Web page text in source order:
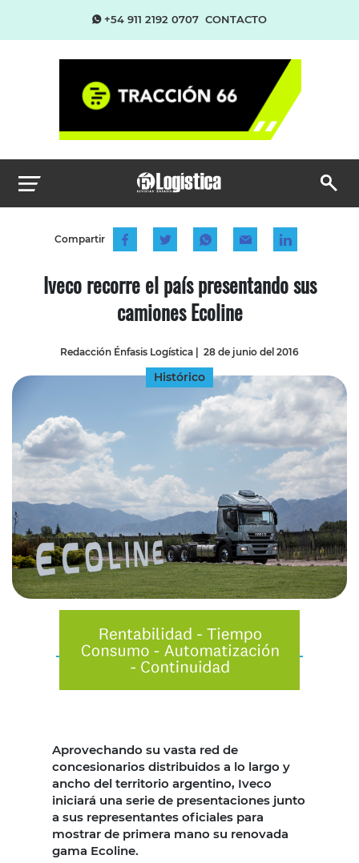
+54 911 2192 0707 CONTACTO
Compartir
Iveco recorre el país presentando sus
camiones Ecoline
Redacción Énfasis Logística | 28 de junio del 2016
Histórico
Aprovechando su vasta red de
concesionarios distribuidos a lo largo y
ancho del territorio argentino, Iveco
iniciará una serie de presentaciones junto
a sus representantes oficiales para
mostrar de primera mano su renovada
gama Ecoline.